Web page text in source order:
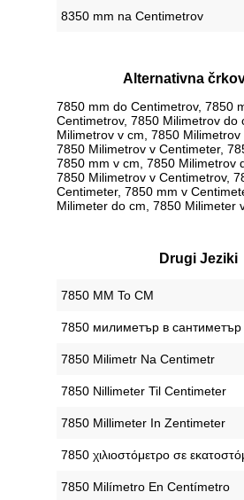
8350 mm na Centimetrov
Alternativna
7850 mm do Centimetrov, 7850
Centimetrov, 7850 Milimetrov do
Milimetrov v cm, 7850 Milimetrov
7850 Milimetrov v Centimeter,
7850 mm v cm, 7850 Milimetrov
7850 Milimetrov v Centimetrov,
Centimeter, 7850 mm v
Milimeter do cm, 7850 Milimeter
Drugi Jeziki
‎7850 MM To CM
‎7850 милиметър в сантиметър
‎7850 Milimetr Na Centimetr
‎7850 Nillimeter Til Centimeter
‎7850 Millimeter In Zentimeter
‎7850 χιλιοστόμετρο σε
‎7850 Milímetro En Centímetro